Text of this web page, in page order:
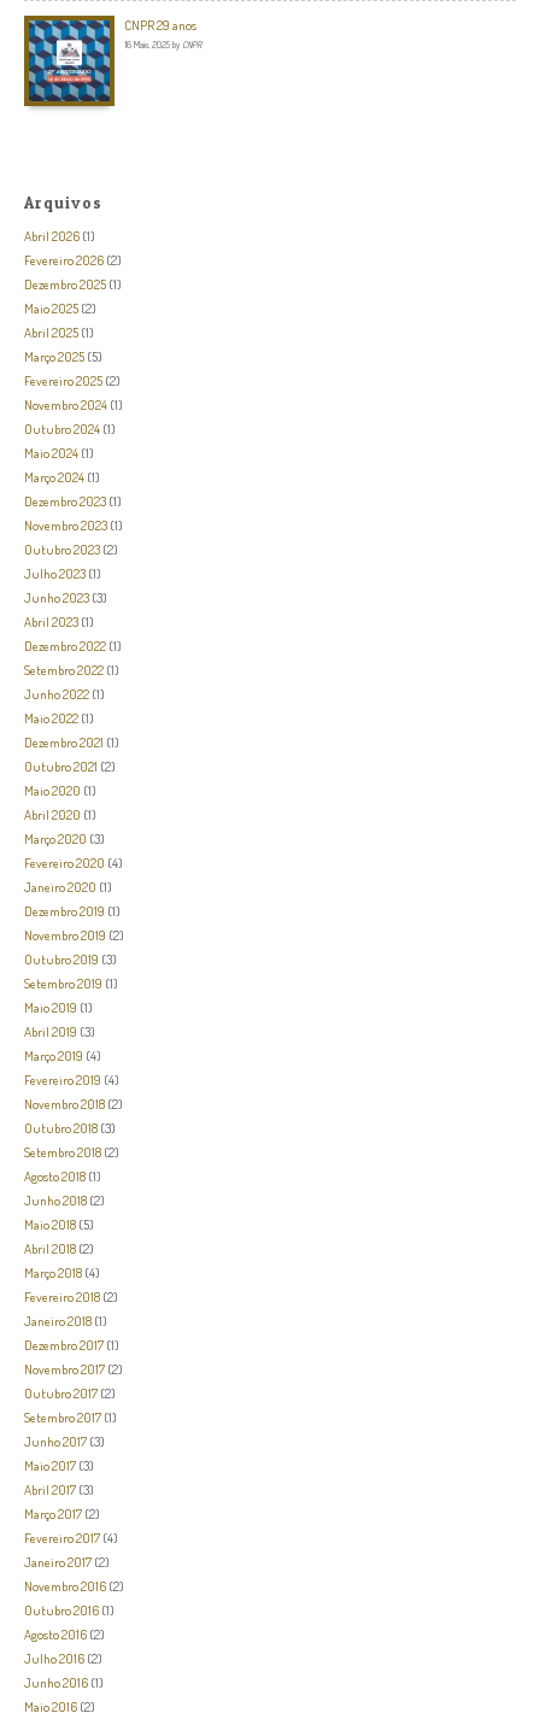
CNPR 29 anos
16 Maio, 2025 by CNPR
Arquivos
Abril 2026 (1)
Fevereiro 2026 (2)
Dezembro 2025 (1)
Maio 2025 (2)
Abril 2025 (1)
Março 2025 (5)
Fevereiro 2025 (2)
Novembro 2024 (1)
Outubro 2024 (1)
Maio 2024 (1)
Março 2024 (1)
Dezembro 2023 (1)
Novembro 2023 (1)
Outubro 2023 (2)
Julho 2023 (1)
Junho 2023 (3)
Abril 2023 (1)
Dezembro 2022 (1)
Setembro 2022 (1)
Junho 2022 (1)
Maio 2022 (1)
Dezembro 2021 (1)
Outubro 2021 (2)
Maio 2020 (1)
Abril 2020 (1)
Março 2020 (3)
Fevereiro 2020 (4)
Janeiro 2020 (1)
Dezembro 2019 (1)
Novembro 2019 (2)
Outubro 2019 (3)
Setembro 2019 (1)
Maio 2019 (1)
Abril 2019 (3)
Março 2019 (4)
Fevereiro 2019 (4)
Novembro 2018 (2)
Outubro 2018 (3)
Setembro 2018 (2)
Agosto 2018 (1)
Junho 2018 (2)
Maio 2018 (5)
Abril 2018 (2)
Março 2018 (4)
Fevereiro 2018 (2)
Janeiro 2018 (1)
Dezembro 2017 (1)
Novembro 2017 (2)
Outubro 2017 (2)
Setembro 2017 (1)
Junho 2017 (3)
Maio 2017 (3)
Abril 2017 (3)
Março 2017 (2)
Fevereiro 2017 (4)
Janeiro 2017 (2)
Novembro 2016 (2)
Outubro 2016 (1)
Agosto 2016 (2)
Julho 2016 (2)
Junho 2016 (1)
Maio 2016 (2)